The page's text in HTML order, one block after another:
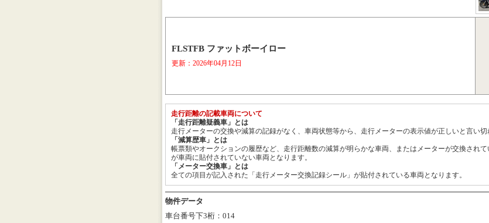
FLSTFB ファットボーイロー
更新：2026年04月12日
走行距離の記載車両について
「走行距離疑義車」とは
走行メーターの交換や減算の記録がなく、車両状態等から、走行メーターの表示値が正しいと言い切
「減算歴車」とは
帳票類やオークションの履歴など、走行距離数の減算が明らかな車両、またはメーターが交換されて
が車両に貼付されていない車両となります。
「メーター交換車」とは
全ての項目が記入された「走行メーター交換記録シール」が貼付されている車両となります。
物件データ
車台番号下3桁：014